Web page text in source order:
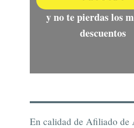
y no te pierdas los
descuentos
En calidad de Afiliado de